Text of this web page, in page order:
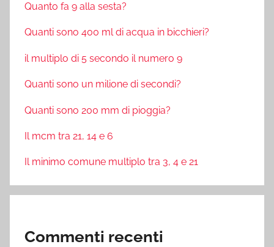
Quanto fa 9 alla sesta?
Quanti sono 400 ml di acqua in bicchieri?
il multiplo di 5 secondo il numero 9
Quanti sono un milione di secondi?
Quanti sono 200 mm di pioggia?
Il mcm tra 21, 14 e 6
Il minimo comune multiplo tra 3, 4 e 21
Commenti recenti